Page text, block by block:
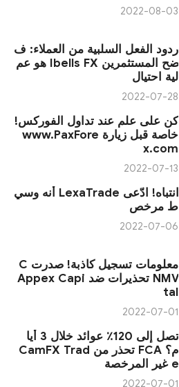
2022-08-03
ردود الفعل السلبية من العملاء: ف
ضح المستثمرين Ibells FX هو عم
لية احتيال
2022-07-28
كن على علم عند تداول الفوركس!
خاصة قبل زيارة www.PaxFore
x.com
2022-07-13
انتباه! ادّعى LexaTrade أنه وسي
ط مرخص
2022-07-06
معلومات تسجيل كاذبة! صدرت C
NMV تحذيرات ضد Appex Capi
tal
2022-07-01
تصل إلى 120٪ عوائد خلال 3 أيا
م؟ FCA تحذر من CamFX Trad
e غير المرخصة
2022-07-01